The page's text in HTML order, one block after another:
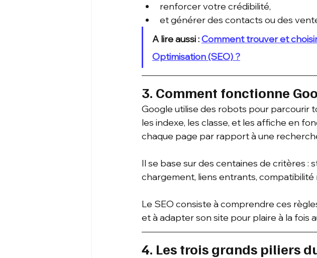
renforcer votre crédibilité,
et générer des contacts ou des
A lire aussi : Comment trouver et
Optimisation (SEO) ?
3. Comment fonctionne
Google utilise des robots pour parcourir
les indexe, les classe, et les affiche en
chaque page par rapport à une
Il se base sur des centaines de critères :
chargement, liens entrants, compatibilité
Le SEO consiste à comprendre ces
et à adapter son site pour plaire à la fois
4. Les trois grands piliers